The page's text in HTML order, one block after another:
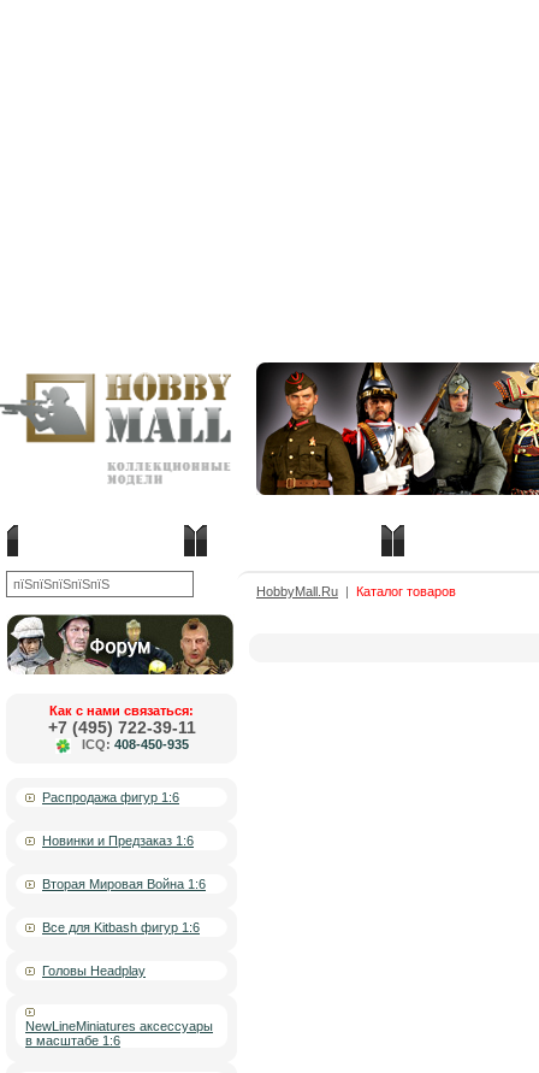
Как с нами связаться:
+7 (495) 722-39-11
ICQ: 408-450-935
Распродажа фигур 1:6
Новинки и Предзаказ 1:6
Вторая Мировая Война 1:6
Все для Kitbash фигур 1:6
Головы Headplay
NewLineMiniatures аксессуары
в масштабе 1:6
HobbyMall.Ru | Каталог товаров